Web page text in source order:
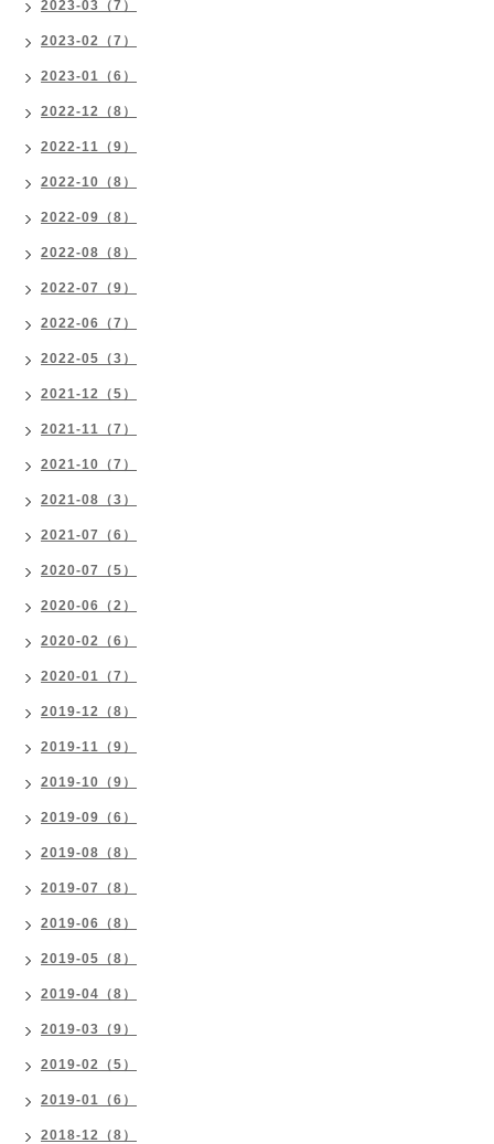
2023-03（7）
2023-02（7）
2023-01（6）
2022-12（8）
2022-11（9）
2022-10（8）
2022-09（8）
2022-08（8）
2022-07（9）
2022-06（7）
2022-05（3）
2021-12（5）
2021-11（7）
2021-10（7）
2021-08（3）
2021-07（6）
2020-07（5）
2020-06（2）
2020-02（6）
2020-01（7）
2019-12（8）
2019-11（9）
2019-10（9）
2019-09（6）
2019-08（8）
2019-07（8）
2019-06（8）
2019-05（8）
2019-04（8）
2019-03（9）
2019-02（5）
2019-01（6）
2018-12（8）